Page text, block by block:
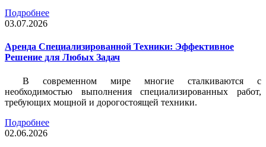
Подробнее
03.07.2026
Аренда Специализированной Техники: Эффективное
Решение для Любых Задач
В современном мире многие сталкиваются с
необходимостью выполнения специализированных работ,
требующих мощной и дорогостоящей техники.
Подробнее
02.06.2026